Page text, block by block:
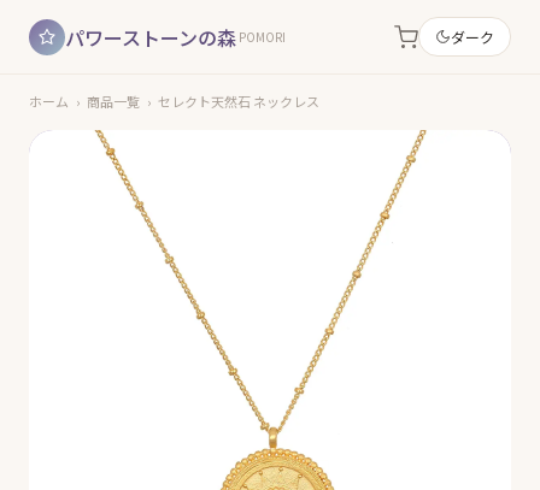
パワーストーンの森 POMORI ダーク
ホーム › 商品一覧 › セレクト天然石 ネックレス